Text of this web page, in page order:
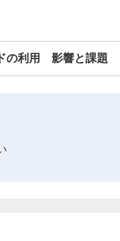
の利用 影響と課題